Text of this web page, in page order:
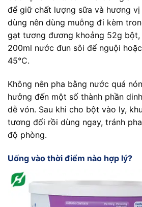
để giữ chất lượng sữa và hương
dùng nên dùng muỗng đi kèm
gạt tương đương khoảng 52g bột,
200ml nước đun sôi để nguội
45°C.
Không nên pha bằng nước quá
hưởng đến một số thành phần
dễ vón. Sau khi cho bột vào ly,
tương đối rồi dùng ngay, tránh
độ phòng.
Uống vào thời điểm nào hợp lý?